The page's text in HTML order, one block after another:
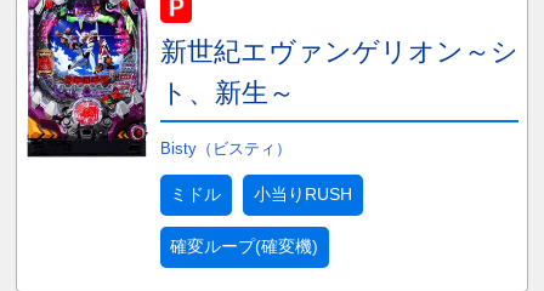
新世紀エヴァンゲリオン～シ
ト、新生～
Bisty（ビスティ）
ミドル 小当りRUSH
確変ループ(確変機)